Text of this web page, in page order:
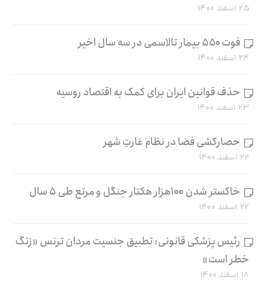
۲۵ اسفند ۱۴۰۰
فوت ۵۵۰ بیمار تالاسمی در سه سال اخیر
۲۴ اسفند ۱۴۰۰
حذف قوانین ایران برای کمک به اقتصاد روسیه
۲۳ اسفند ۱۴۰۰
حصارکشی فضا در نظام غارتِ شهر
۲۲ اسفند ۱۴۰۰
خاکستر شدن ۱۰۰هزار هکتار جنگل و مرتع طی ۵ سال
۲۲ اسفند ۱۴۰۰
رئیس پزشکی قانونی: تطبیق جنسیت مردان ترنس «زنگ
خطر است»
۱۸ اسفند ۱۴۰۰